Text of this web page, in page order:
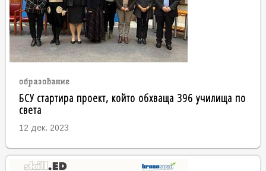
образование
БСУ стартира проект, който обхваща 396 училища по
света
12 дек. 2023